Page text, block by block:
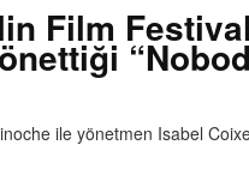
Film
ile yönetmen Isabel Coixe